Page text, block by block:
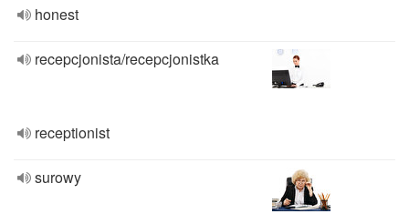
honest
recepcjonista/recepcjonistka
receptionist
surowy